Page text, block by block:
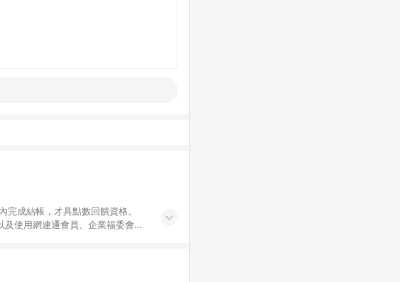
成結帳，才具點數回饋資格。
使用網連通會員、企業福委會員
無法獲得點數回饋。 5. 點數回